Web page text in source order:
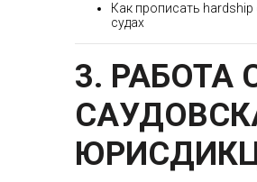
Как прописать
судах
3.